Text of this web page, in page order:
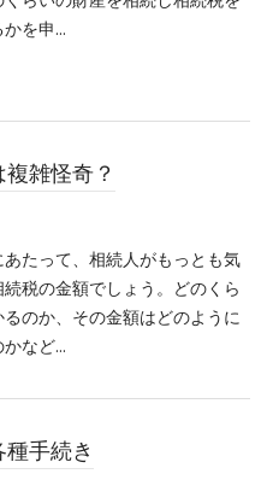
を申…
雑怪奇？
たって、相続人がもっとも気
税の金額でしょう。どのくら
のか、その金額はどのように
など…
手続き